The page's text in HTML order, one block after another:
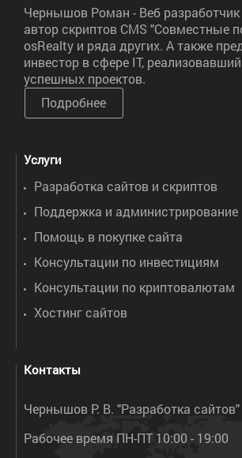
Чернышов Роман - Веб
автор скриптов CMS "Совместные
osRealty и ряда других. А также
инвестор в сфере IT,
успешных проектов.
Подробнее
Услуги
Разработка сайтов и скриптов
Поддержка и администрирование
Помощь в покупке сайта
Консультации по инвестициям
Консультации по криптовалютам
Хостинг сайтов
Контакты
Чернышов Р. В. "Разработка сайтов"
Рабочее время ПН-ПТ 10:00 - 19:00